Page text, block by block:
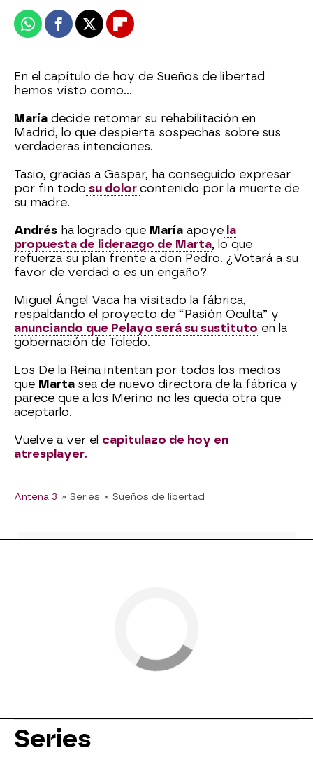
WhatsappFacebook
X Flipboard
En el capítulo de hoy de Sueños de libertad
hemos visto como...
María decide retomar su rehabilitación en
Madrid, lo que despierta sospechas sobre sus
verdaderas intenciones.
Tasio, gracias a Gaspar, ha conseguido expresar
por fin todo su dolor contenido por la muerte de
su madre.
Andrés ha logrado que María apoye la
propuesta de liderazgo de Marta, lo que
refuerza su plan frente a don Pedro. ¿Votará a su
favor de verdad o es un engaño?
Miguel Ángel Vaca ha visitado la fábrica,
respaldando el proyecto de “Pasión Oculta” y
anunciando que Pelayo será su sustituto en la
gobernación de Toledo.
Los De la Reina intentan por todos los medios
que Marta sea de nuevo directora de la fábrica y
parece que a los Merino no les queda otra que
aceptarlo.
Vuelve a ver el capitulazo de hoy en
atresplayer.
Antena 3 » Series » Sueños de libertad
Series